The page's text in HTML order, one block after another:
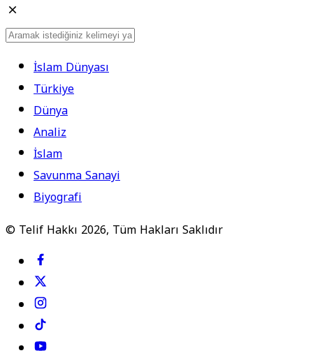
İslam Dünyası
Türkiye
Dünya
Analiz
İslam
Savunma Sanayi
Biyografi
© Telif Hakkı 2026, Tüm Hakları Saklıdır